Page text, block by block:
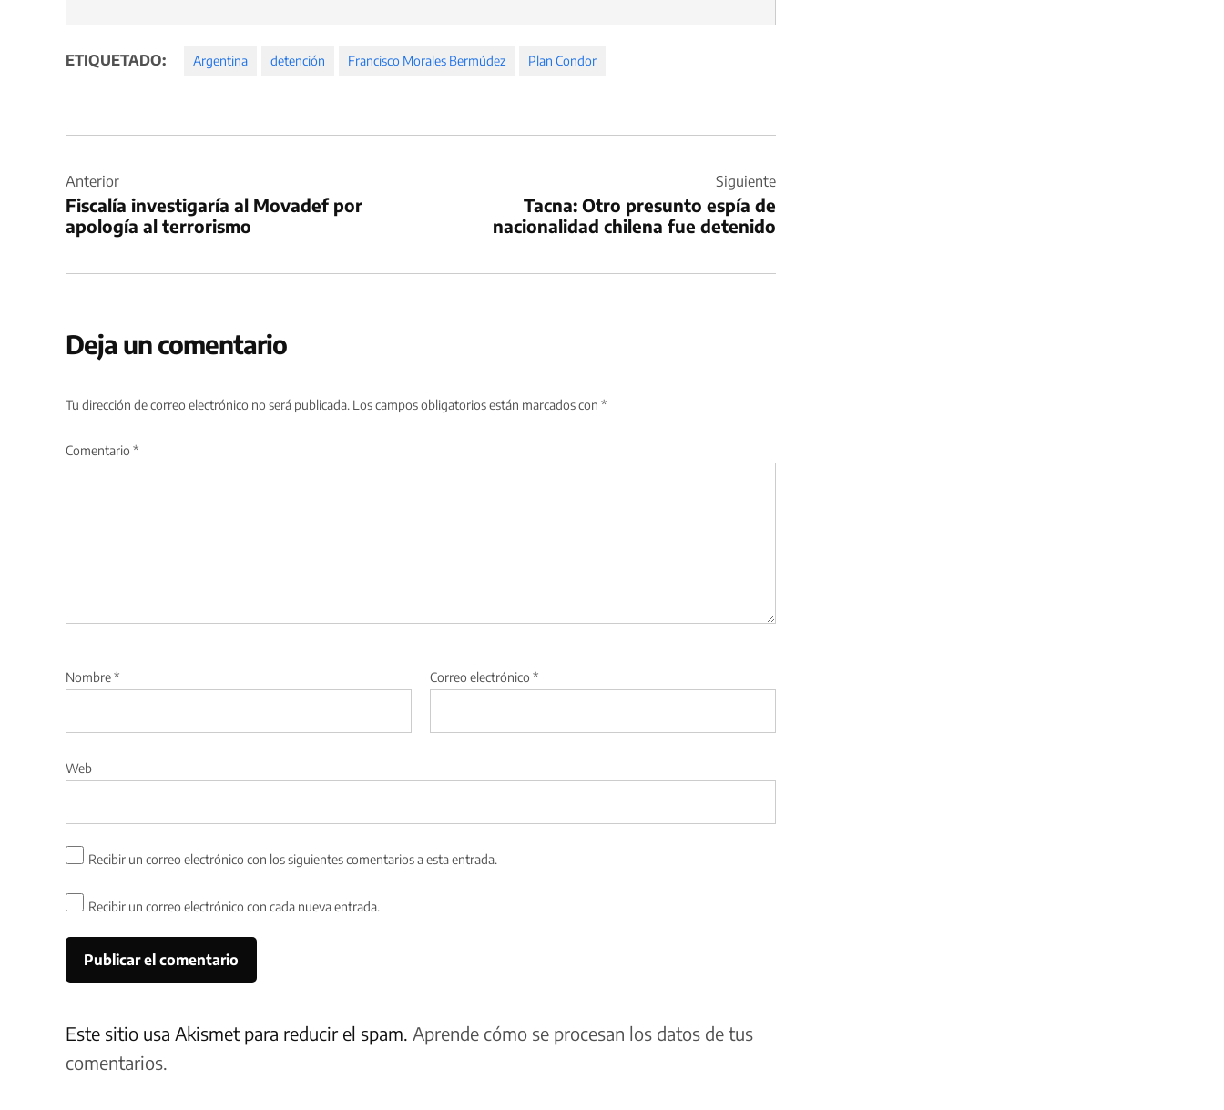
ETIQUETADO: Argentina detención Francisco Morales Bermúdez Plan Condor
de
entradas
Anterior
Fiscalía investigaría al Movadef por
apología al terrorismo
Siguiente
Tacna: Otro presunto espía de
nacionalidad chilena fue detenido
Deja un comentario
Tu dirección de correo electrónico no será publicada. Los campos obligatorios están marcados con *
Comentario *
Nombre* Correo electrónico *
Web
Recibir un correo electrónico con los siguientes comentarios a esta entrada.
Recibir un correo electrónico con cada nueva entrada.
Este sitio usa Akismet para reducir el spam. Aprende cómo se procesan los datos de tus
comentarios.